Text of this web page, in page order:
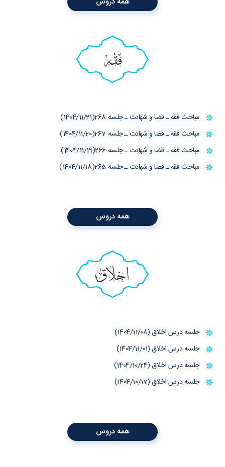
فقه
مباحث فقه ـ قضا و شهادت ـ جلسه 268(1404/11/21)
مباحث فقه ـ قضا و شهادت ـ جلسه 267(1404/11/20)
مباحث فقه ـ قضا و شهادت ـ جلسه 266(1404/11/19)
مباحث فقه ـ قضا و شهادت ـ جلسه 265(1404/11/18)
همه دروس
اخلاق
جلسه درس اخلاق (1404/11/08)
جلسه درس اخلاق (1404/11/01)
جلسه درس اخلاق (1404/10/24)
جلسه درس اخلاق (1404/10/17)
همه دروس